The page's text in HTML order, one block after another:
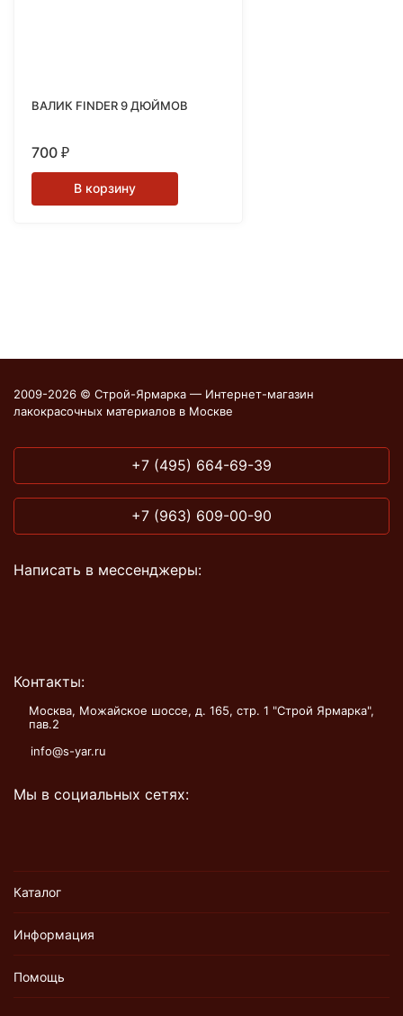
ВАЛИК FINDER 9 ДЮЙМОВ
700 ₽
В корзину
2009-2026 © Строй-Ярмарка — Интернет-магазин
лакокрасочных материалов в Москве
+7 (495) 664-69-39
+7 (963) 609-00-90
Написать в мессенджеры:
Контакты:
Москва, Можайское шоссе, д. 165, стр. 1 "Строй Ярмарка",
пав.2
info@s-yar.ru
Мы в социальных сетях:
Каталог
Информация
Помощь